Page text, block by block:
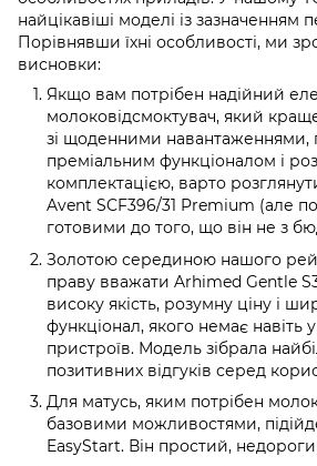
найцікавіші моделі із зазначенням
Порівнявши їхні особливості, ми
висновки:
Якщо вам потрібен надійний
молоковідсмоктувач, який
зі щоденними навантаженнями,
преміальним функціоналом і
комплектацією, варто
Avent SCF396/31 Premium (але
готовими до того, що він не з
Золотою серединою нашого
праву вважати Arhimed Gentle
високу якість, розумну ціну і
функціонал, якого немає навіть
пристроїв. Модель зібрала
позитивних відгуків серед
Для матусь, яким потрібен
базовими можливостями,
EasyStart. Він простий,